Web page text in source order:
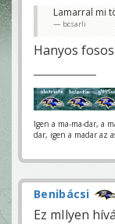
Lamarral mi
bcsarli
Hanyos fosos
Igen a ma-ma-dar, a
dar, igen a madar az
Benibácsi
Ez mIlyen